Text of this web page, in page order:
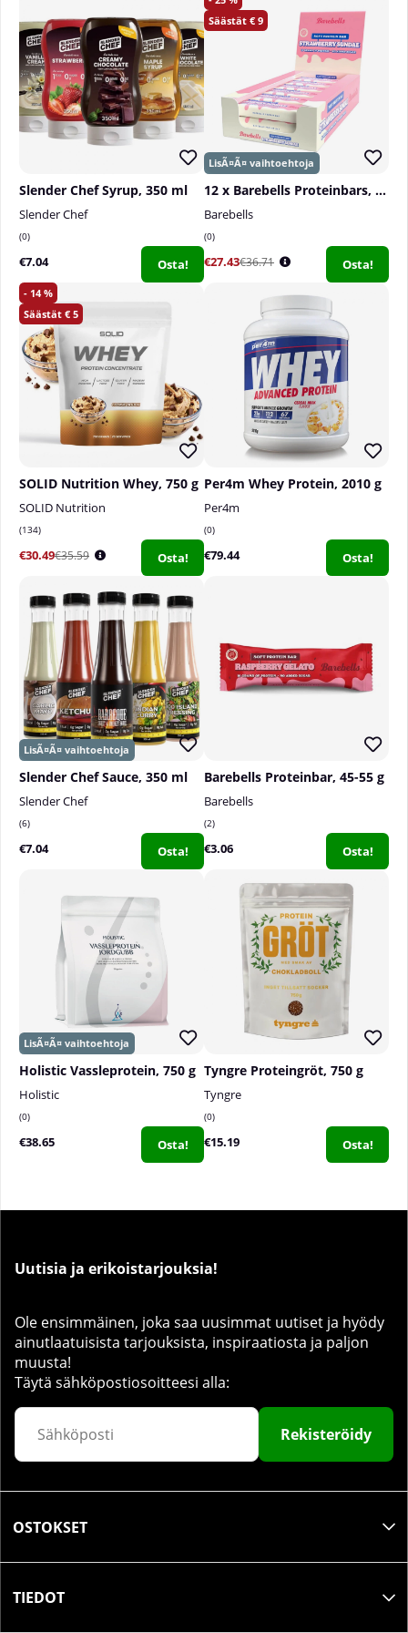
Slender Chef Syrup, 350 ml
Slender Chef
0
€7.04 Osta!
9
12 x Barebells Proteinbars, 55 g
Barebells
0
€27.43€36.71 Osta!
14
5
SOLID Nutrition Whey, 750 g
SOLID Nutrition
134
€30.49€35.59 Osta!
Per4m Whey Protein, 2010 g
Per4m
0
€79.44 Osta!
Slender Chef Sauce, 350 ml
Slender Chef
6
€7.04 Osta!
Barebells Proteinbar, 45-55 g
Barebells
2
€3.06 Osta!
Holistic Vassleprotein, 750 g
Holistic
0
€38.65 Osta!
Tyngre Proteingröt, 750 g
Tyngre
0
€15.19 Osta!
Uutisia ja erikoistarjouksia!
Ole ensimmäinen, joka saa uusimmat uutiset ja hyödy
ainutlaatuisista tarjouksista, inspiraatiosta ja paljon
muusta!
Täytä sähköpostiosoitteesi alla:
Rekisteröidy
OSTOKSET
TIEDOT